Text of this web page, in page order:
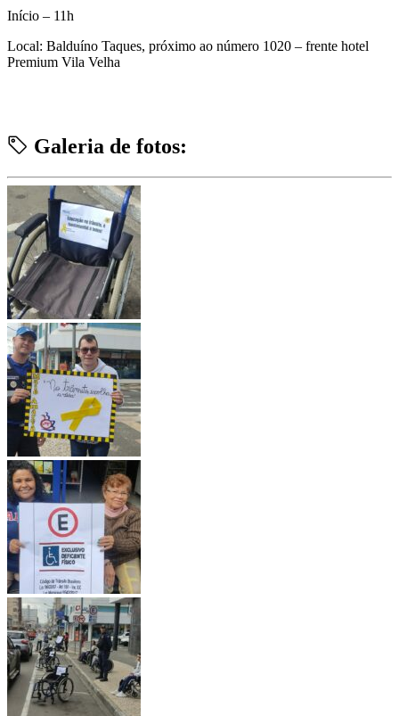
Início – 11h
Local: Balduíno Taques, próximo ao número 1020 – frente hotel
Premium Vila Velha
Galeria de fotos: